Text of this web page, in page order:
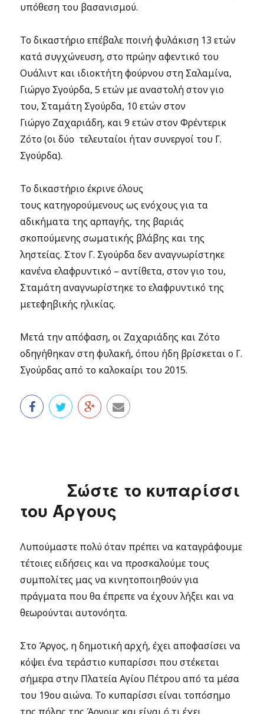
υπόθεση του βασανισμού.
Το δικαστήριο επέβαλε ποινή φυλάκιση 13 ετών
κατά συγχώνευση, στο πρώην αφεντικό του
Ουάλιντ και ιδιοκτήτη φούρνου στη Σαλαμίνα,
Γιώργο Σγούρδα, 5 ετών με αναστολή στον γιο
του, Σταμάτη Σγούρδα, 10 ετών στον
Γιώργο Ζαχαριάδη, και 9 ετών στον Φρέντερικ
Ζότο (οι δύο τελευταίοι ήταν συνεργοί του Γ.
Σγούρδα).
Το δικαστήριο έκρινε όλους
τους κατηγορούμενους ως ενόχους για τα
αδικήματα της αρπαγής, της βαριάς
σκοπούμενης σωματικής βλάβης και της
ληστείας. Στον Γ. Σγούρδα δεν αναγνωρίστηκε
κανένα ελαφρυντικό – αντίθετα, στον γιο του,
Σταμάτη αναγνωρίστηκε το ελαφρυντικό της
μετεφηβικής ηλικίας.
Μετά την απόφαση, οι Ζαχαριάδης και Ζότο
οδηγήθηκαν στη φυλακή, όπου ήδη βρίσκεται ο Γ.
Σγούρδας από το καλοκαίρι του 2015.
Σώστε το κυπαρίσσι
του Άργους
Λυπούμαστε πολύ όταν πρέπει να καταγράφουμε
τέτοιες ειδήσεις και να προσκαλούμε τους
συμπολίτες μας να κινητοποιηθούν για
πράγματα που θα έπρεπε να έχουν λήξει και να
θεωρούνται αυτονόητα.
Στο Άργος, η δημοτική αρχή, έχει αποφασίσει να
κόψει ένα τεράστιο κυπαρίσσι που στέκεται
σήμερα στην Πλατεία Αγίου Πέτρου από τα μέσα
του 19ου αιώνα. Το κυπαρίσσι είναι τοπόσημο